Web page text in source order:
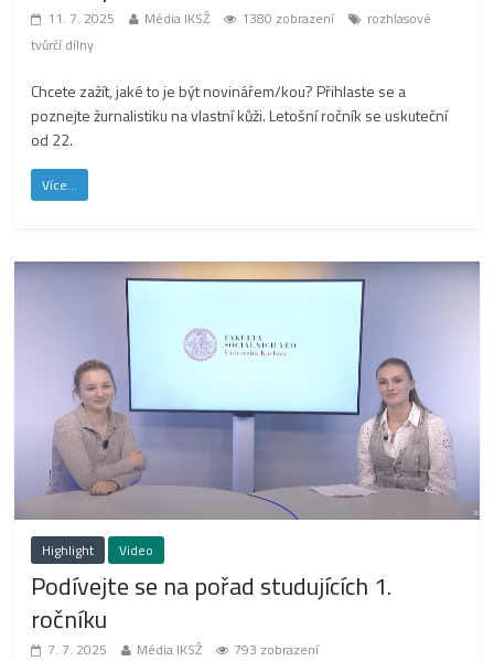
11. 7. 2025 Média IKSŽ 1380 zobrazení
rozhlasové
tvůrčí dílny
Chcete zažít, jaké to je být novinářem/kou? Přihlaste se a
poznejte žurnalistiku na vlastní kůži. Letošní ročník se uskuteční
od 22.
Více...
Highlight Video
Podívejte se na pořad studujících 1.
ročníku
7. 7. 2025 Média IKSŽ 793 zobrazení